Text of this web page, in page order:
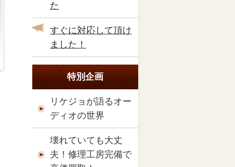
た
すぐに対応して頂け
ました！
特別企画
リケジョが語るオー
ディオの世界
壊れていても大丈
夫！修理工房完備で